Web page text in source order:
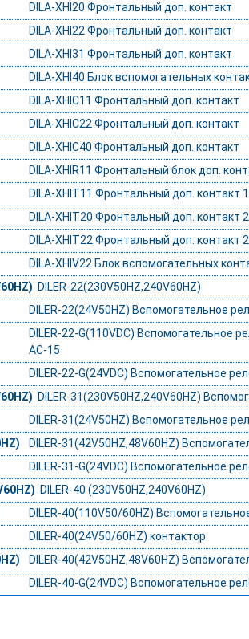
DILA-XHI20 Фронтальный доп. контакт
DILA-XHI22 Фронтальный доп. контакт
DILA-XHI31 Фронтальный доп. контакт
DILA-XHI40 Блок вспомогательных
DILA-XHIC11 Фронтальный доп. контакт
DILA-XHIC22 Фронтальный доп. контакт
DILA-XHIC40 Фронтальный доп. контакт
DILA-XHIR11 Фронтальный блок доп.
DILA-XHIT11 Фронтальный доп. контакт
DILA-XHIT20 Фронтальный доп. контакт
DILA-XHIT22 Фронтальный доп. контакт
DILA-XHIV22 Блок вспомогательных
DILER-22(230V50HZ,240V60HZ)
DILER-22(24V50HZ) Вспомогательное
DILER-22-G(110VDC) Вспомогательное
AC-15
DILER-22-G(24VDC) Вспомогательное
DILER-31(230V50HZ,240V60HZ)
DILER-31(24V50HZ) Вспомогательное
DILER-31(42V50HZ,48V60HZ)
DILER-31-G(24VDC) Вспомогательное
DILER-40 (230V50HZ,240V60HZ)
DILER-40(110V50/60HZ)
DILER-40(24V50/60HZ) контактор
DILER-40(42V50HZ,48V60HZ)
DILER-40-G(24VDC) Вспомогательное